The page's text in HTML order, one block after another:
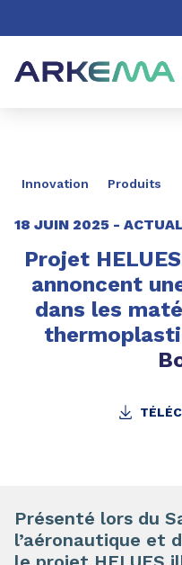
Aller à la recherche
Innovation Produits
18 JUIN 2025 -
Projet
annoncent
dans les
Présenté lors du
l’aéronautique et